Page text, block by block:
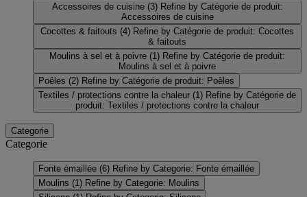
Accessoires de cuisine (3) Refine by Catégorie de produit:
Accessoires de cuisine
Cocottes & faitouts (4) Refine by Catégorie de produit: Cocottes
& faitouts
Moulins à sel et à poivre (1) Refine by Catégorie de produit:
Moulins à sel et à poivre
Poêles (2) Refine by Catégorie de produit: Poêles
Textiles / protections contre la chaleur (1) Refine by Catégorie de
produit: Textiles / protections contre la chaleur
Categorie
Categorie
Fonte émaillée (6) Refine by Categorie: Fonte émaillée
Moulins (1) Refine by Categorie: Moulins